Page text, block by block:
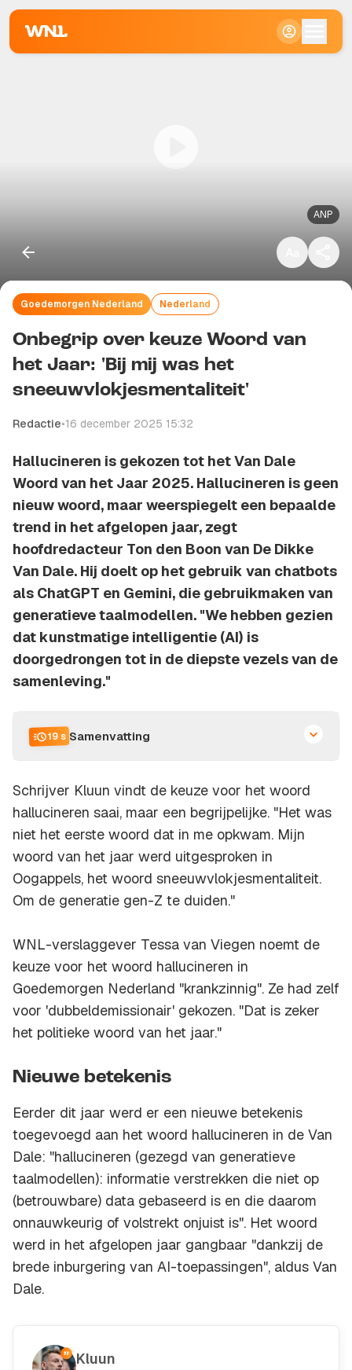
ANP
Goedemorgen Nederland Nederland
Onbegrip over keuze Woord van
het Jaar: 'Bij mij was het
sneeuwvlokjesmentaliteit'
Redactie•16 december 2025 15:32
Hallucineren is gekozen tot het Van Dale
Woord van het Jaar 2025. Hallucineren is geen
nieuw woord, maar weerspiegelt een bepaalde
trend in het afgelopen jaar, zegt
hoofdredacteur Ton den Boon van De Dikke
Van Dale. Hij doelt op het gebruik van chatbots
als ChatGPT en Gemini, die gebruikmaken van
generatieve taalmodellen. "We hebben gezien
dat kunstmatige intelligentie (AI) is
doorgedrongen tot in de diepste vezels van de
samenleving."
19 s Samenvatting
Schrijver Kluun vindt de keuze voor het woord
hallucineren saai, maar een begrijpelijke. "Het was
niet het eerste woord dat in me opkwam. Mijn
woord van het jaar werd uitgesproken in
Oogappels, het woord sneeuwvlokjesmentaliteit.
Om de generatie gen-Z te duiden."
WNL-verslaggever Tessa van Viegen noemt de
keuze voor het woord hallucineren in
Goedemorgen Nederland "krankzinnig". Ze had zelf
voor 'dubbeldemissionair' gekozen. "Dat is zeker
het politieke woord van het jaar."
Nieuwe betekenis
Eerder dit jaar werd er een nieuwe betekenis
toegevoegd aan het woord hallucineren in de Van
Dale: "hallucineren (gezegd van generatieve
taalmodellen): informatie verstrekken die niet op
(betrouwbare) data gebaseerd is en die daarom
onnauwkeurig of volstrekt onjuist is". Het woord
werd in het afgelopen jaar gangbaar "dankzij de
brede inburgering van AI-toepassingen", aldus Van
Dale.
Kluun